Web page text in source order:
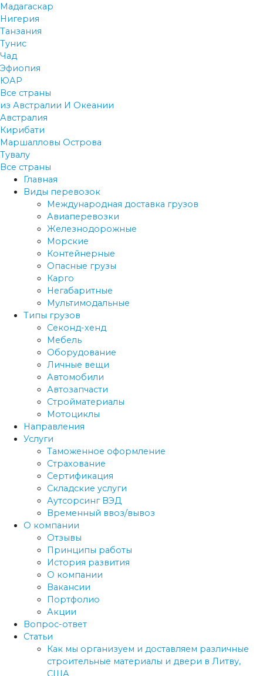
Мадагаскар
Нигерия
Танзания
Тунис
Чад
Эфиопия
ЮАР
Все страны
из Австралии И Океании
Австралия
Кирибати
Маршалловы Острова
Тувалу
Все страны
Главная
Виды перевозок
Международная доставка грузов
Авиаперевозки
Железнодорожные
Морские
Контейнерные
Опасные грузы
Карго
Негабаритные
Мультимодальные
Типы грузов
Секонд-хенд
Мебель
Оборудование
Личные вещи
Автомобили
Автозапчасти
Стройматериалы
Мотоциклы
Направления
Услуги
Таможенное оформление
Страхование
Сертификация
Складские услуги
Аутсорсинг ВЭД
Временный ввоз/вывоз
О компании
Отзывы
Принципы работы
История развития
О компании
Вакансии
Портфолио
Акции
Вопрос-ответ
Статьи
Как мы организуем и доставляем различные
строительные материалы и двери в Литву,
США